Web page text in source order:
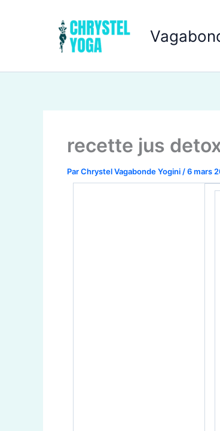
recette jus
ParChrystel Vagabonde Yogini /6 mars